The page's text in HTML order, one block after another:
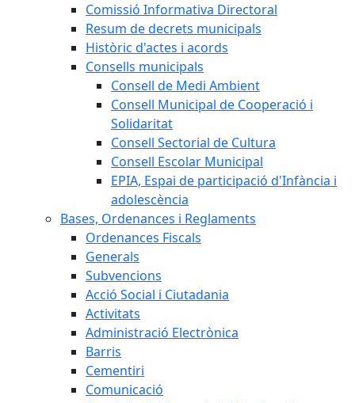
Comissió Informativa Directoral
Resum de decrets municipals
Històric d'actes i acords
Consells municipals
Consell de Medi Ambient
Consell Municipal de Cooperació i
Solidaritat
Consell Sectorial de Cultura
Consell Escolar Municipal
EPIA, Espai de participació d'Infància i
adolescència
Bases, Ordenances i Reglaments
Ordenances Fiscals
Generals
Subvencions
Acció Social i Ciutadania
Activitats
Administració Electrònica
Barris
Cementiri
Comunicació